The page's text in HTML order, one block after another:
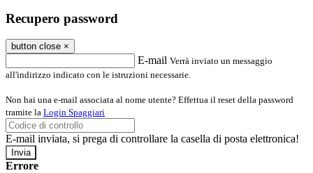
Recupero password
button close ×
E-mail Verrà inviato un messaggio
all'indirizzo indicato con le istruzioni necessarie.
Non hai una e-mail associata al nome utente? Effettua il reset della password
tramite la Login Spaggiari
E-mail inviata, si prega di controllare la casella di posta elettronica!
Errore